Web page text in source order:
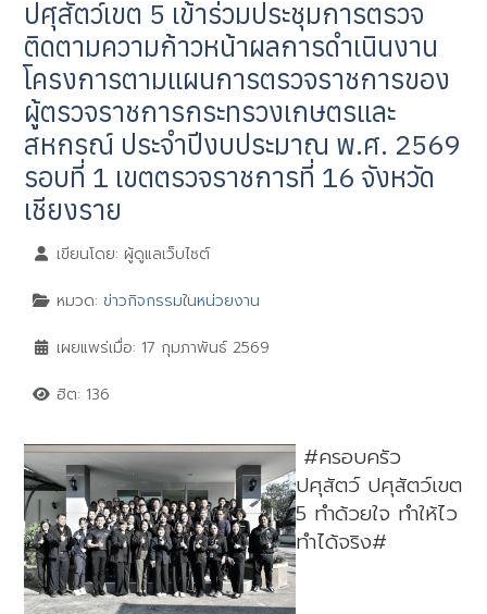
ปศุสัตว์เขต 5 เข้าร่วมประชุมการตรวจ
ติดตามความก้าวหน้าผลการดำเนินงาน
โครงการตามแผนการตรวจราชการของ
ผู้ตรวจราชการกระทรวงเกษตรและ
สหกรณ์ ประจำปีงบประมาณ พ.ศ. 2569
รอบที่ 1 เขตตรวจราชการที่ 16 จังหวัด
เชียงราย
เขียนโดย: ผู้ดูแลเว็บไซต์
หมวด: ข่าวกิจกรรมในหน่วยงาน
เผยแพร่เมื่อ: 17 กุมภาพันธ์ 2569
ฮิต: 136
#ครอบครัว
ปศุสัตว์ ปศุสัตว์เขต
5 ทำด้วยใจ ทำให้ไว
ทำได้จริง#